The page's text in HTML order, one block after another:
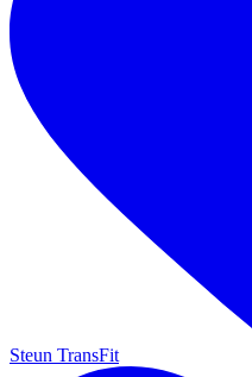
Steun TransFit